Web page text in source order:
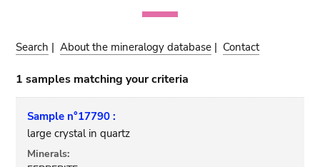
Search |About the mineralogy database | Contact
1 samples matching your criteria
Sample n°17790 :
large crystal in quartz
Minerals: